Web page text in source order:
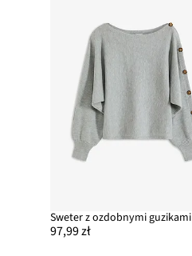
Sweter z ozdobnymi guzikami
97,99 zł